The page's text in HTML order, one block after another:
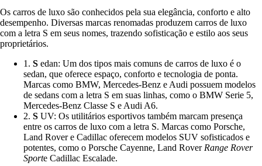
Os carros de luxo são conhecidos pela sua elegância, conforto e alto
desempenho. Diversas marcas renomadas produzem carros de luxo
com a letra S em seus nomes, trazendo sofisticação e estilo aos seus
proprietários.
1. S edan: Um dos tipos mais comuns de carros de luxo é o
sedan, que oferece espaço, conforto e tecnologia de ponta.
Marcas como BMW, Mercedes-Benz e Audi possuem modelos
de sedans com a letra S em suas linhas, como o BMW Serie 5,
Mercedes-Benz Classe S e Audi A6.
2. S UV: Os utilitários esportivos também marcam presença
entre os carros de luxo com a letra S. Marcas como Porsche,
Land Rover e Cadillac oferecem modelos SUV sofisticados e
potentes, como o Porsche Cayenne, Land Rover Range Rover
Sporte Cadillac Escalade.